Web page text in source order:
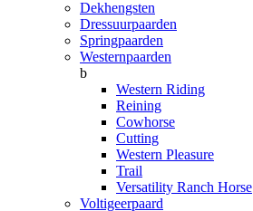
Dekhengsten
Dressuurpaarden
Springpaarden
Westernpaarden
b
Western Riding
Reining
Cowhorse
Cutting
Western Pleasure
Trail
Versatility Ranch Horse
Voltigeerpaard